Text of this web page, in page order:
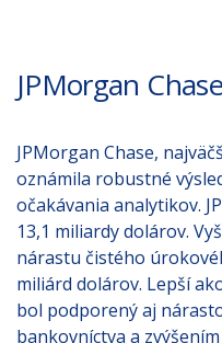
JPMorgan Chase
JPMorgan Chase,
oznámila robustné
očakávania analytikov.
13,1 miliardy dolárov.
nárastu čistého
miliárd dolárov. Lepší
bol podporený aj
bankovníctva a